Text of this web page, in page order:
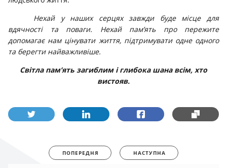
Нехай у наших серцях завжди буде місце для
вдячності та поваги. Нехай пам’ять про пережите
допомагає нам цінувати життя, підтримувати одне одного
та берегти найважливіше.
Світла пам’ять загиблим і глибока шана всім, хто
вистояв.
ПОПЕРЕДНЯ НАСТУПНА